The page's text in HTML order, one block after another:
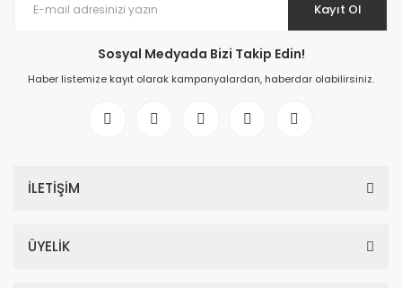
Kayıt Ol
Sosyal Medyada Bizi Takip Edin!
Haber listemize kayıt olarak kampanyalardan, haberdar olabilirsiniz.
İLETİŞİM
ÜYELİK